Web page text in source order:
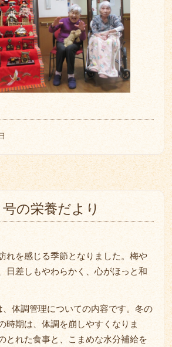
の栄養だより
れを感じる季節となりました。梅や
日差しもやわらかく、心がほっと和
体調管理についての内容です。冬の
時期は、体調を崩しやすくなりま
とれた食事と、こまめな水分補給を